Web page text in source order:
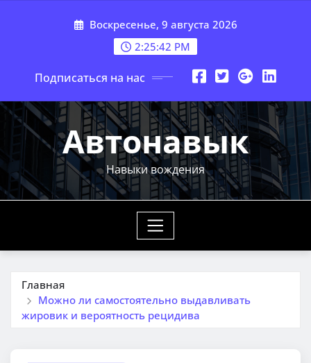
Воскресенье, 9 августа 2026
2:25:43 PM
Подписаться на нас
Автонавык
Навыки вождения
Главная
Можно ли самостоятельно выдавливать
жировик и вероятность рецидива